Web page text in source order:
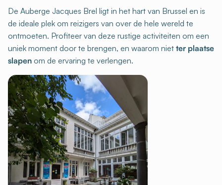
De Auberge Jacques Brel ligt in het hart van Brussel en is
de ideale plek om reizigers van over de hele wereld te
ontmoeten. Profiteer van deze rustige activiteiten om een
uniek moment door te brengen, en waarom niet ter plaatse
slapen om de ervaring te verlengen.